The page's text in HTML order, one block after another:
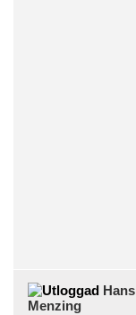
Hans
Menzing